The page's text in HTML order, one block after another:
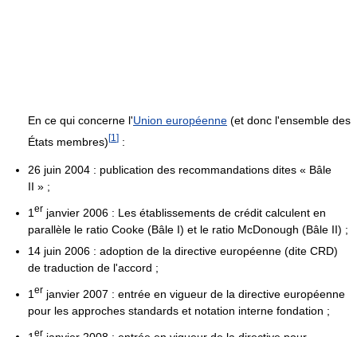
En ce qui concerne l'Union européenne (et donc l'ensemble des
États membres)[1 ] :
26 juin 2004 : publication des recommandations dites « Bâle
II » ;
1 er janvier 2006 : Les établissements de crédit calculent en
parallèle le ratio Cooke (Bâle I) et le ratio McDonough (Bâle II) ;
14 juin 2006 : adoption de la directive européenne (dite CRD)
de traduction de l'accord ;
1 er janvier 2007 : entrée en vigueur de la directive européenne
pour les approches standards et notation interne fondation ;
er